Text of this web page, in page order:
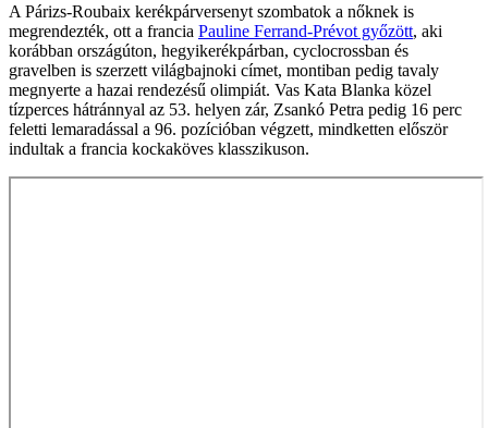
A Párizs-Roubaix kerékpárversenyt szombatok a nőknek is
megrendezték, ott a francia Pauline Ferrand-Prévot győzött, aki
korábban országúton, hegyikerékpárban, cyclocrossban és
gravelben is szerzett világbajnoki címet, montiban pedig tavaly
megnyerte a hazai rendezésű olimpiát. Vas Kata Blanka közel
tízperces hátránnyal az 53. helyen zár, Zsankó Petra pedig 16 perc
feletti lemaradással a 96. pozícióban végzett, mindketten először
indultak a francia kockaköves klasszikuson.